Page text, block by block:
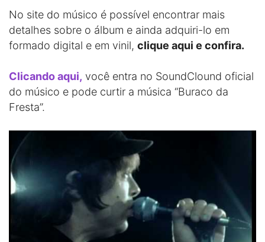
No site do músico é possível encontrar mais
detalhes sobre o álbum e ainda adquiri-lo em
formado digital e em vinil, clique aqui e confira.
Clicando aqui, você entra no SoundClound oficial
do músico e pode curtir a música “Buraco da
Fresta”.